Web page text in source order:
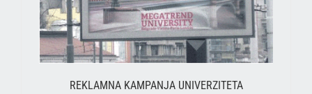
REKLAMNA KAMPANJA UNIVERZITETA